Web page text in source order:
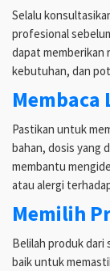
Selalu
profesional
dapat memberikan
kebutuhan, dan
Membaca
Pastikan untuk
bahan, dosis yang
membantu
atau alergi
Memilih
Belilah produk dari
baik untuk